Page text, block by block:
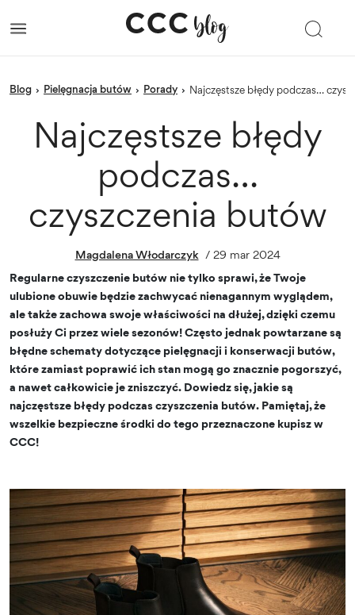
blog › Pielęgnacja butów › porady › Najczęstsze błędy podczas…
Najczęstsze błędy
podczas…
czyszczenia butów
Magdalena Włodarczyk / 29 mar 2024
Regularne czyszczenie butów nie tylko sprawi, że Twoje
ulubione obuwie będzie zachwycać nienagannym wyglądem,
ale także zachowa swoje właściwości na dłużej, dzięki czemu
posłuży Ci przez wiele sezonów! Często jednak powtarzane są
błędne schematy dotyczące pielęgnacji i konserwacji butów,
które zamiast poprawić ich stan mogą go znacznie pogorszyć,
a nawet całkowicie je zniszczyć. Dowiedz się, jakie są
najczęstsze błędy podczas czyszczenia butów. Pamiętaj, że
wszelkie bezpieczne środki do tego przeznaczone kupisz w
CCC!